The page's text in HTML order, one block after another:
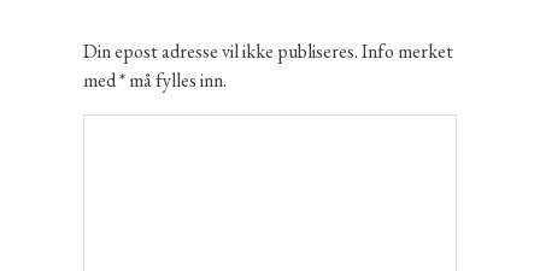
Din epost adresse vil ikke publiseres. Info merket
med * må fylles inn.